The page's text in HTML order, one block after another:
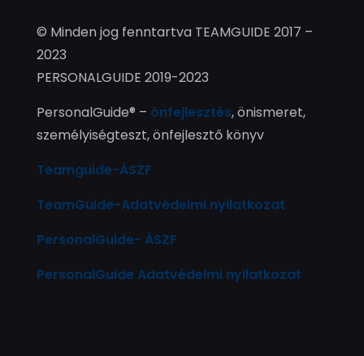
© Minden jog fenntartva TEAMGUIDE 2017 –
2023
PERSONALGUIDE 2019-2023
PersonalGuide® – önfejlesztés, önismeret,
személyiségteszt, önfejlesztő könyv
Teamguide-ÁSZF
TeamGuide-Adatvédelmi nyilatkozat
PersonalGuide- ÁSZF
PersonalGuide Adatvédelmi nyilatkozat